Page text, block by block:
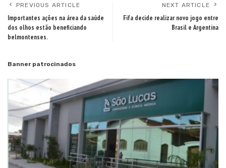
PREVIOUS ARTICLE
Importantes ações na área da saúde
dos olhos estão beneficiando
belmontenses.
NEXT ARTICLE
Fifa decide realizar novo jogo entre
Brasil e Argentina
Banner patrocinados